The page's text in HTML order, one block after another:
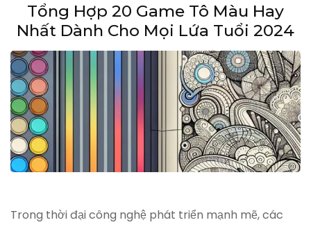
Tổng Hợp 20 Game Tô Màu Hay
Nhất Dành Cho Mọi Lứa Tuổi 2024
Trong thời đại công nghệ phát triển mạnh mẽ, các